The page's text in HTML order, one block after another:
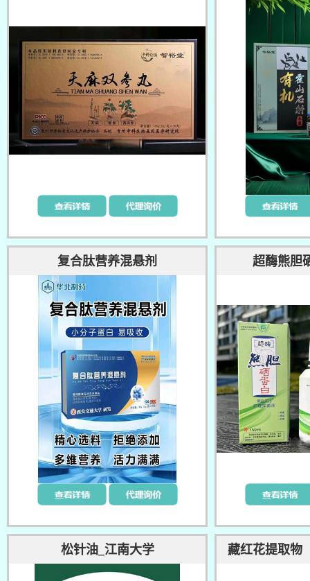
复合肽营养混悬剂 超酶熊胆
松针油_江南大学 藏红花提取物